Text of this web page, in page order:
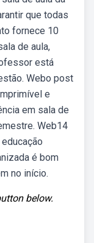
que todas
fornece 10
de aula,
está
Webo post
e
em sala de
Web14
é bom
no início.
below.